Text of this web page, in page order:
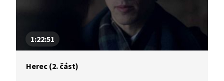
1:22:51
Herec (2. část)